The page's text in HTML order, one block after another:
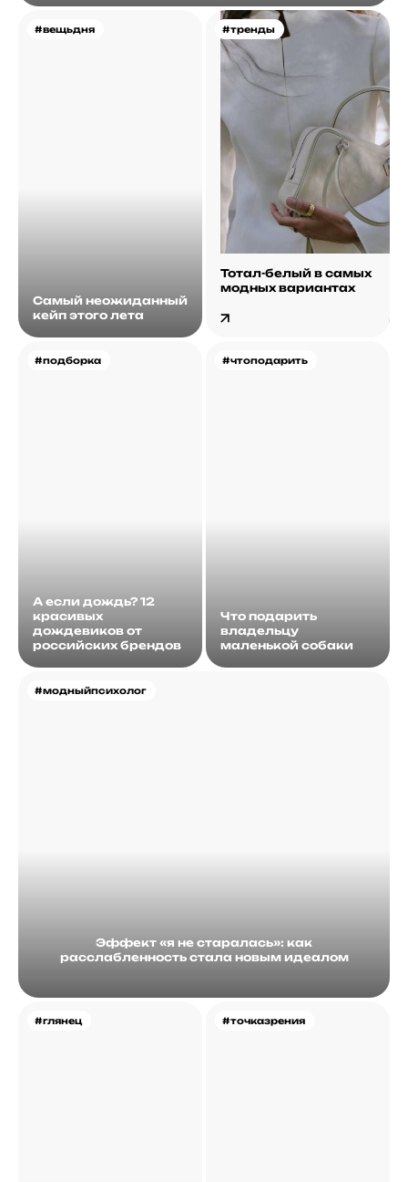
#вещьдня
Самый неожиданный
кейп этого лета
#тренды
Тотал-белый в самых
модных вариантах
#подборка
А если дождь? 12
красивых
дождевиков от
российских брендов
#модныйпсихолог
Эффект «я не старалась»: как
расслабленность стала новым идеалом
#чтоподарить
Что подарить
владельцу
маленькой собаки
#глянец #точказрения